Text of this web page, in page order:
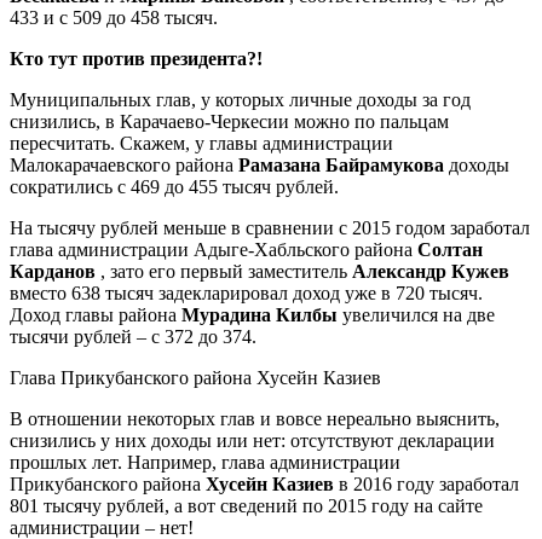
433 и с 509 до 458 тысяч.
Кто тут против президента?!
Муниципальных глав, у которых личные доходы за год
снизились, в Карачаево-Черкесии можно по пальцам
пересчитать. Скажем, у главы администрации
Малокарачаевского района Рамазана Байрамукова доходы
сократились с 469 до 455 тысяч рублей.
На тысячу рублей меньше в сравнении с 2015 годом заработал
глава администрации Адыге-Хабльского района Солтан
Карданов , зато его первый заместитель Александр Кужев
вместо 638 тысяч задекларировал доход уже в 720 тысяч.
Доход главы района Мурадина Килбы увеличился на две
тысячи рублей – с 372 до 374.
Глава Прикубанского района Хусейн Казиев
В отношении некоторых глав и вовсе нереально выяснить,
снизились у них доходы или нет: отсутствуют декларации
прошлых лет. Например, глава администрации
Прикубанского района Хусейн Казиев в 2016 году заработал
801 тысячу рублей, а вот сведений по 2015 году на сайте
администрации – нет!